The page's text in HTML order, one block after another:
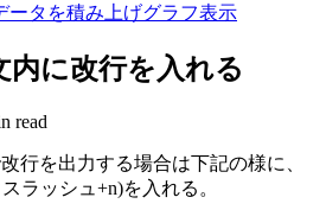
ータを積み上げグラフ表示
内に改行を入れる
read
行を出力する場合は下記の様に、
ラッシュ+n)を入れる。